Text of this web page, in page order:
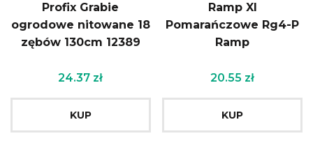
Profix Grabie
ogrodowe nitowane 18
zębów 130cm 12389
24.37 zł
KUP
Ramp Xl
Pomarańczowe Rg4-P
Ramp
20.55 zł
KUP